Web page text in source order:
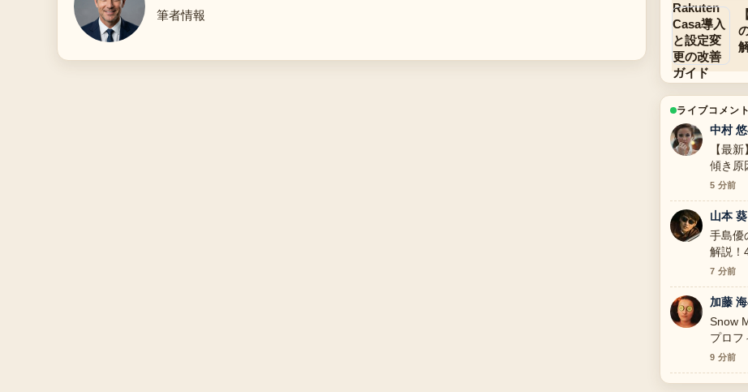
筆者情報
ライブコメント
中村
【最
傾き原
背景説
5 分前
山本 葵
手島優
解説！
寧で、
7 分前
加藤
Snow
プロフ
っかり
9 分前